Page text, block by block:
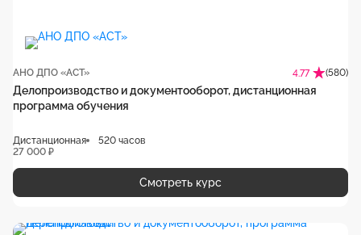
АНО ДПО «АСТ» 4.77 (580)
Делопроизводство и документооборот, дистанционная
программа обучения
Дистанционная
520 часов
27 000 ₽
Смотреть курс